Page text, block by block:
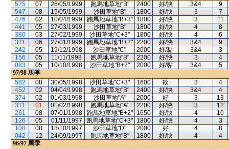
575
07 26/05/1999 跑馬地草地"B" 2400 好/快 3&4
9
547
08 15/05/1999 沙田草地"B" 1800 好/快 3
7
476
02 10/04/1999 跑馬地草地"B+3" 1800 好/快 3
11
441
05 27/03/1999 沙田草地"B" 1800 好/快 4
8
380
03 27/02/1999 沙田草地"C+3" 1800 好/快 4
6
311
06 27/01/1999 跑馬地草地"B+2" 2200 好/快 3&4
9
242
05 19/12/1998 沙田草地"C" 2000 好/黏 3&4
3
156
05 11/11/1998 跑馬地草地"B" 2200 好/快 3
4
083
05 10/10/1998 沙田草地"B+2" 2000 好/黏 3&4
5
97/98 馬季
582
08 30/05/1998 沙田草地"C+3" 1600 軟 3
4
452
02 04/04/1998 跑馬地草地"B" 2400 好/快 3&4
4
374
02 01/03/1998 沙田草地"A" 2000 好 3
13
311
01 01/02/1998 跑馬地草地"A" 2200 好/快 3
12
261
08 07/01/1998 跑馬地草地"B+2" 1650 好/快 4
10
126
05 01/11/1997 跑馬地草地"C+3" 1800 好/快 4
3
100
08 18/10/1997 沙田草地"D" 2000 好 4
8
042
12 24/09/1997 跑馬地草地"B" 1800 好/快 4
4
96/97 馬季